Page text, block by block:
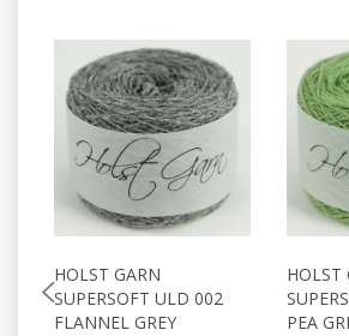
HOLST GARN
SUPERSOFT ULD 002
FLANNEL GREY
HOLST
PEA